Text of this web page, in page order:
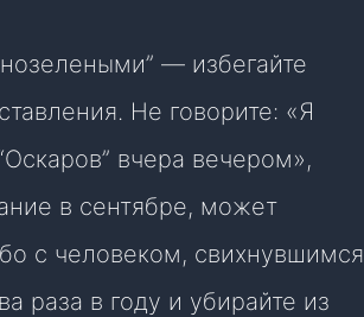
— избегайте
Не говорите: «Я
вчера вечером»,
в сентябре, может
с человеком, свихнувшимся
раза в году и убирайте из